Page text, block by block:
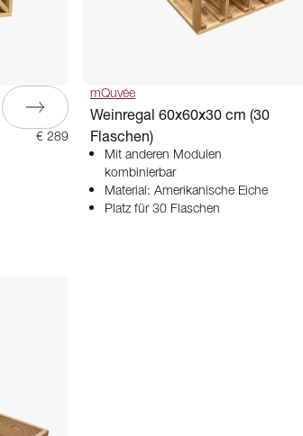
€ 289
mQuvée
Weinregal 60x60x30 cm (30
Flaschen)
Mit anderen Modulen
kombinierbar
Material: Amerikanische Eiche
Platz für 30 Flaschen